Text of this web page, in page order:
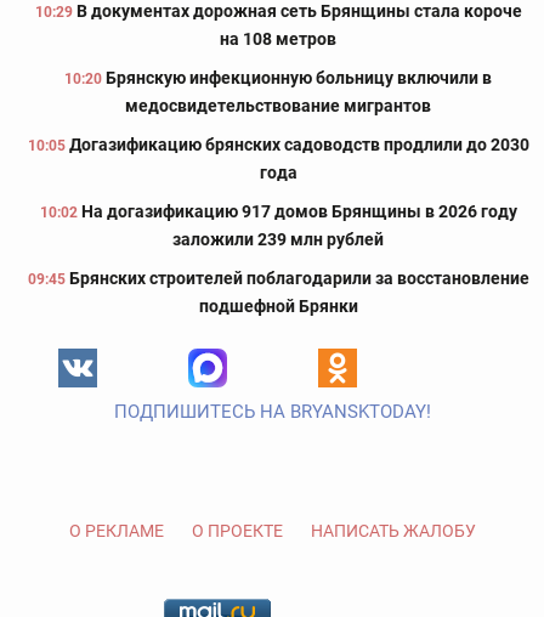
10:29 В документах дорожная сеть Брянщины стала короче
на 108 метров
10:20 Брянскую инфекционную больницу включили в
медосвидетельствование мигрантов
10:05 Догазификацию брянских садоводств продлили до 2030
года
10:02 На догазификацию 917 домов Брянщины в 2026 году
заложили 239 млн рублей
09:45 Брянских строителей поблагодарили за восстановление
подшефной Брянки
ПОДПИШИТЕСЬ НА BRYANSKTODAY!
О РЕКЛАМЕ О ПРОЕКТЕ НАПИСАТЬ ЖАЛОБУ